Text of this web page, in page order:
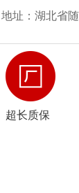
地址：湖北省
超长质保